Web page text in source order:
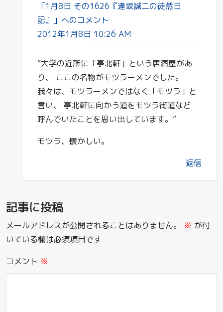
「1月8日 その1626『逢坂誠二の徒然日
記』」へのコメント
2012年1月8日 10:26 AM
”大学の近所に「亭北軒」という居酒屋があ
り、 ここの名物がモツラーメンでした。
我々は、モツラーメンではなく「モツラ」と
言い、 亭北軒に向かう道をモツラ街道など
呼んでいたことを思い出しています。”
モツラ、懐かしい。
返信
記事に投稿
メールアドレスが公開されることはありません。 ※ が付
いている欄は必須項目です
コメント ※